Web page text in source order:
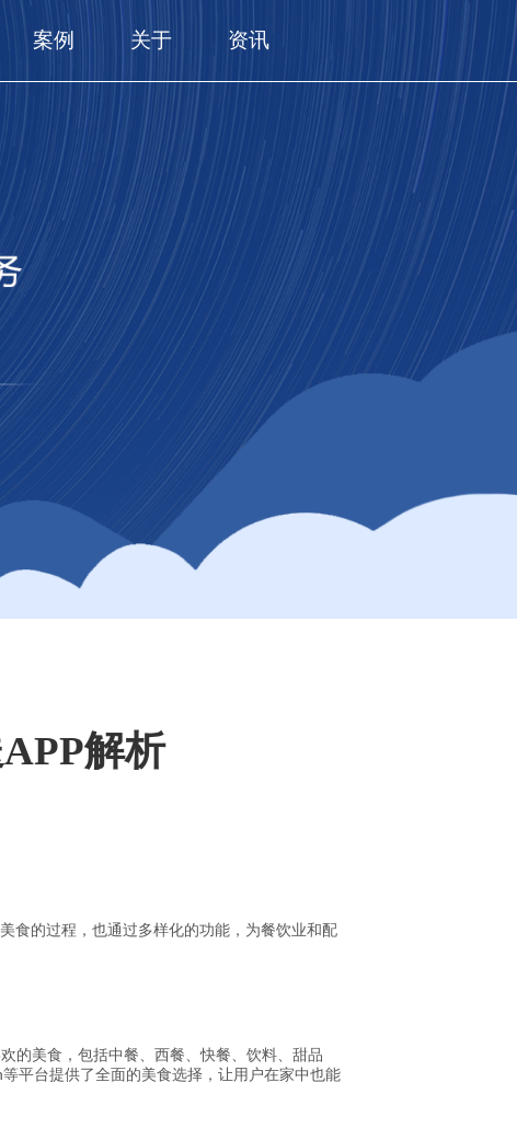
案例 关于 资讯
解析
食的过程，也通过多样化的功能，为餐饮业和配
的美食，包括中餐、西餐、快餐、饮料、甜品
平台提供了全面的美食选择，让用户在家中也能